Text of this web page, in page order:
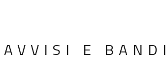
AVVISI E